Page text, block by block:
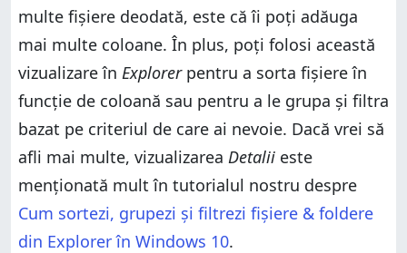
multe fișiere deodată, este că îi poți adăuga
mai multe coloane. În plus, poți folosi această
vizualizare în Explorerpentru a sorta fișiere în
funcție de coloană sau pentru a le grupa și filtra
bazat pe criteriul de care ai nevoie. Dacă vrei să
afli mai multe, vizualizarea Detalii este
menționată mult în tutorialul nostru despre
Cum sortezi, grupezi și filtrezi fișiere & foldere
din Explorer în Windows 10.